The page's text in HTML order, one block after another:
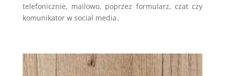
telefonicznie, mailowo, poprzez formularz, czat czy
komunikator w social media.